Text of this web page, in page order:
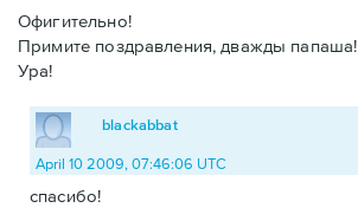
Офигительно!
Примите поздравления, дважды папаша!
Ура!
blackabbat
April 10 2009, 07:46:06 UTC
спасибо!